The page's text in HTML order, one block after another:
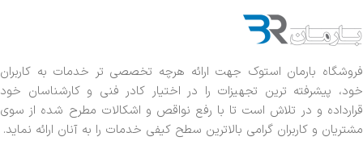
فروشگاه بارمان استوک جهت ارائه هرچه تخصصی تر خدمات به کاربران
خود، پیشرفته ترین تجهیزات را در اختیار کادر فنی و کارشناسان خود
قرارداده و در تلاش است تا با رفع نواقص و اشکالات مطرح شده از سوی
مشتریان و کاربران گرامی بالاترین سطح کیفی خدمات را به آنان ارائه نماید.